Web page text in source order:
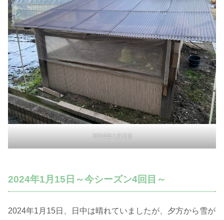
2024年1月8日
2024年1月15日～今シーズン4回目～
2024年1月15日、日中は晴れていましたが、夕方から雪が